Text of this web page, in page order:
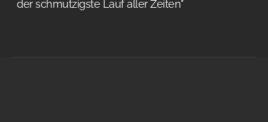
der schmutzigste Lauf aller Zeiten"